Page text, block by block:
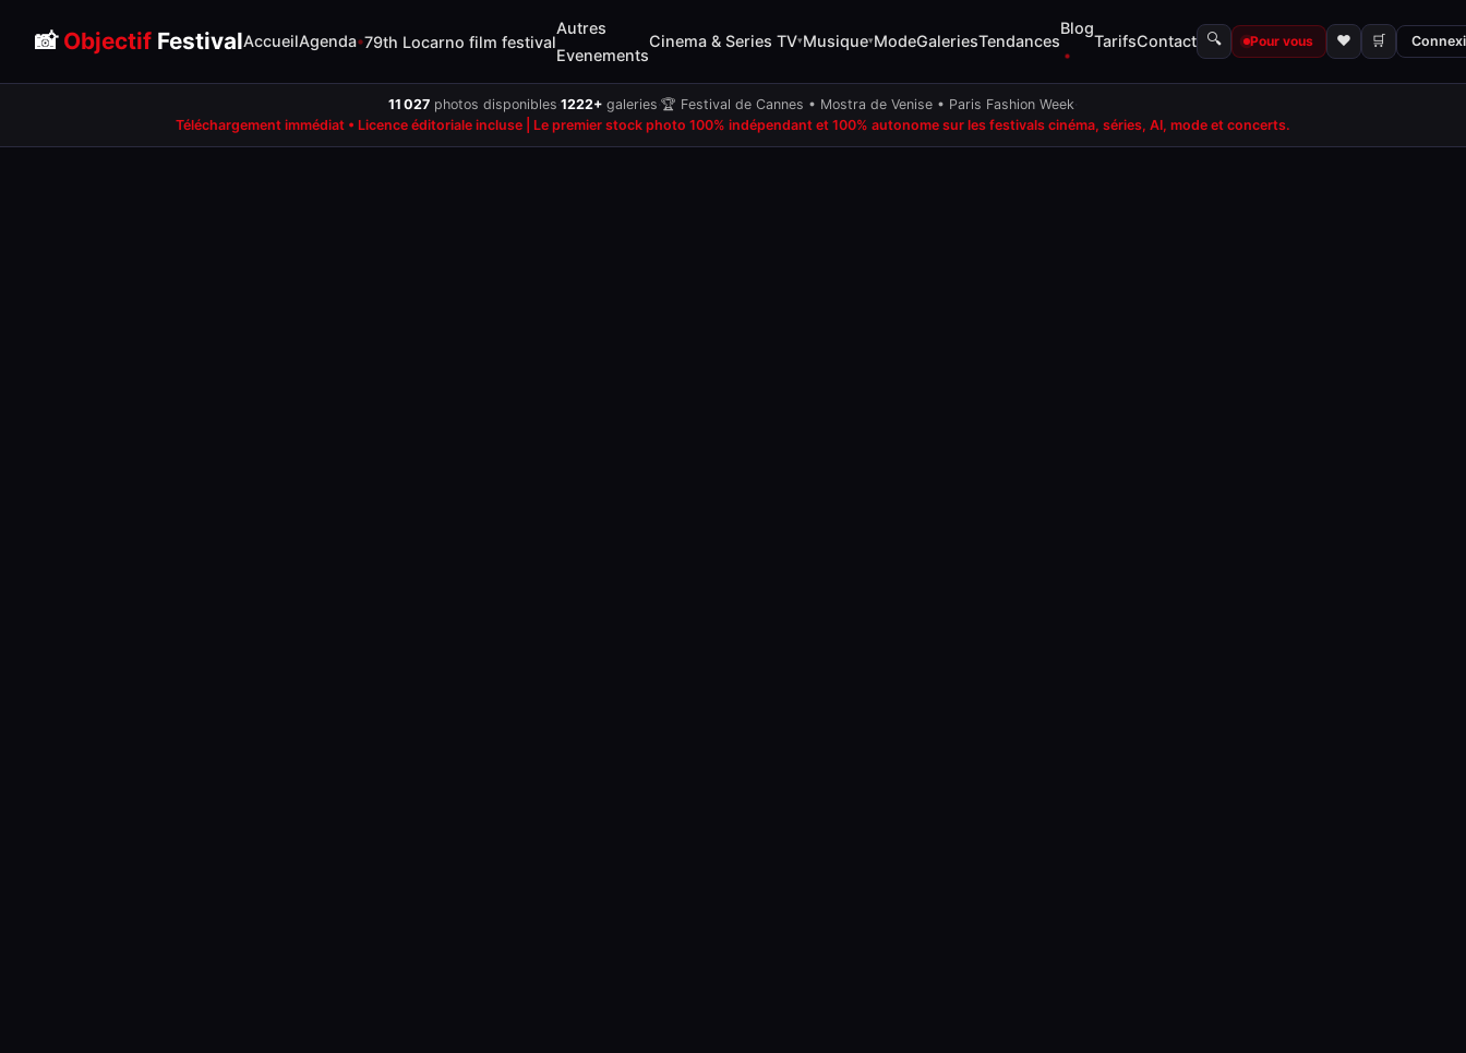
📸 Objectif FestivalAccueilAgenda 79th Locarno film festival
Autres
Evenements
Cinema & Series TV▾Musique▾ModeGaleriesTendances
Blog
TarifsContact 🔍 Pour vous ♥ 🛒
11 027 photos disponibles·1222+ galeries·🏆 Festival de Cannes • Mostra de Venise • Paris Fashion Week·
Téléchargement immédiat • Licence éditoriale incluse | Le premier stock photo 100% indépendant et 100% autonome sur les festivals cinéma, séries, AI, mode et concerts.